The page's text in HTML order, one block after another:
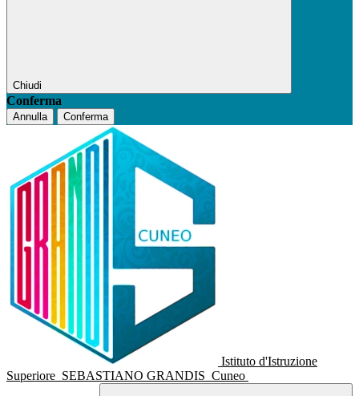
Chiudi
Conferma
Annulla Conferma
Istituto d'Istruzione
Superiore SEBASTIANO GRANDIS Cuneo